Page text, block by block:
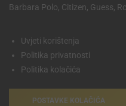
Barbara Polo, Citizen, Guess,
Uvjeti korištenja
Politika privatnosti
Politika kolačića
POSTAVKE KOLAČIĆA